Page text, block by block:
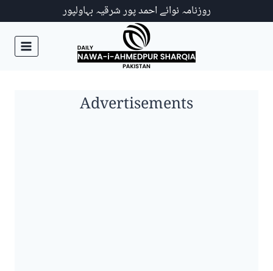
روزنامہ نوائے احمد پور شرقیہ بہاولپور
Advertisements